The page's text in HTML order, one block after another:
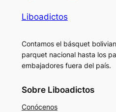
Liboadictos
Contamos el básquet
parquet nacional hasta los
embajadores fuera del país.
Sobre Liboadictos
Conócenos